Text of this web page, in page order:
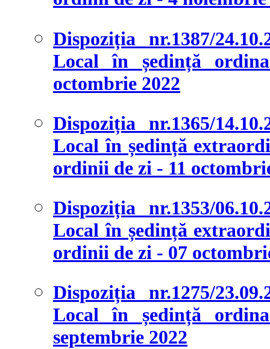
Dispoziția nr.1387/
Local în ședință
octombrie 2022
Dispoziția nr.1365/
Local în ședință
ordinii de zi - 11
Dispoziția nr.1353/
Local în ședință
ordinii de zi - 07
Dispoziția nr.1275/
Local în ședință
septembrie 2022